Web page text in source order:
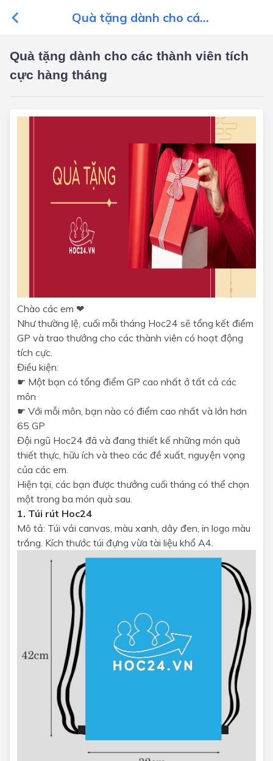
Quà tặng dành cho cá...
Quà tặng dành cho các thành viên tích
cực hàng tháng
Chào các em ❤
Như thường lệ, cuối mỗi tháng Hoc24 sẽ tổng kết điểm
GP và trao thưởng cho các thành viên có hoạt động
tích cực.
Điều kiện:
☛ Một bạn có tổng điểm GP cao nhất ở tất cả các
môn
☛ Với mỗi môn, bạn nào có điểm cao nhất và lớn hơn
65 GP
Đội ngũ Hoc24 đã và đang thiết kế những món quà
thiết thực, hữu ích và theo các đề xuất, nguyện vọng
của các em.
Hiện tại, các bạn được thưởng cuối tháng có thể chọn
một trong ba món quà sau.
1. Túi rút Hoc24
Mô tả: Túi vải canvas, màu xanh, dây đen, in logo màu
trắng. Kích thước túi đựng vừa tài liệu khổ A4.